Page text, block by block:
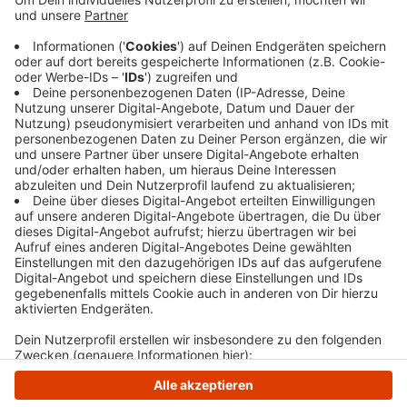
geraten. Dabei verletzte er sich schwer und wurde
Rettungsdienst in eine Spezialklinik in Wuppertal
gebracht. Von der Sperrung waren drei
Regionalexpresslinien und die S8 betroffen.
Veröffentlicht:Mittwoch, 02.08.2023 06:25
Anzeige